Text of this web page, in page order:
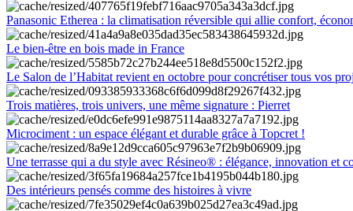
Panasonic Etherea : la climatisation réversible qui allie confort,
Le bien-être en bois made in France
Le Salon de l’Habitat revient en octobre pour concrétiser tous vos
Trois matières, trois univers, une même signature : Pierret
Microciment : un espace élégant et durable grâce à Topcret !
Une terrasse qui a du style avec Résineo® : élégance, innovation et
Des intérieurs pensés comme des histoires à vivre